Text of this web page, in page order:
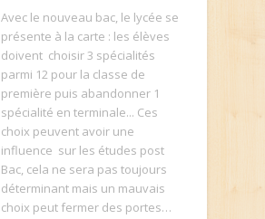
Avec le nouveau bac, le lycée se
présente à la carte : les élèves
doivent choisir 3 spécialités
parmi 12 pour la classe de
première puis abandonner 1
spécialité en terminale... Ces
choix peuvent avoir une
influence sur les études post
Bac, cela ne sera pas toujours
déterminant mais un mauvais
choix peut fermer des portes…